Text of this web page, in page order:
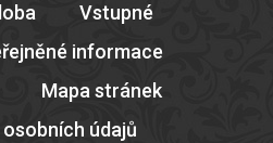
Vstupné
informace
Mapa stránek
údajů